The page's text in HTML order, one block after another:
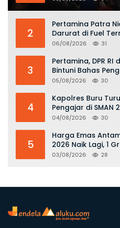
KKOP
2
Pertamina Patra
Darurat di Fuel
Risiko Kebakaran
06/08/2026 31
3
Pertamina, DPR RI
Bintuni Bahas
dan LPG
05/08/2026 30
4
Kapolres Buru
Pengajar di SMAN
Hukum dan Stop
04/08/2026 30
5
Harga Emas
2026 Naik Lagi, 1
Juta
03/08/2026 28